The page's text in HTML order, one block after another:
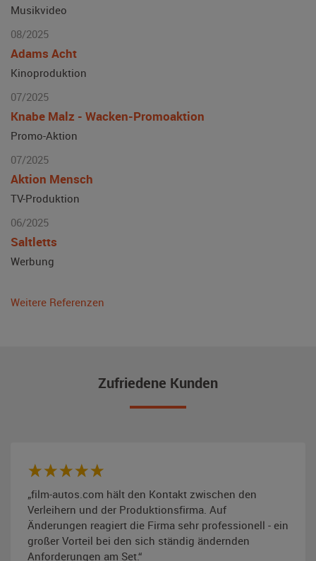
Musikvideo
08/2025
Adams Acht
Kinoproduktion
07/2025
Knabe Malz - Wacken-Promoaktion
Promo-Aktion
07/2025
Aktion Mensch
TV-Produktion
06/2025
Saltletts
Werbung
Weitere Referenzen
Zufriedene Kunden
„film-autos.com hält den Kontakt zwischen den
Verleihern und der Produktionsfirma. Auf
Änderungen reagiert die Firma sehr professionell - ein
großer Vorteil bei den sich ständig ändernden
Anforderungen am Set.“